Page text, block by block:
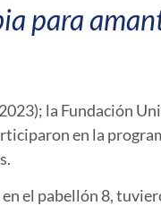
para
la Fundación
en la
el pabellón 8,